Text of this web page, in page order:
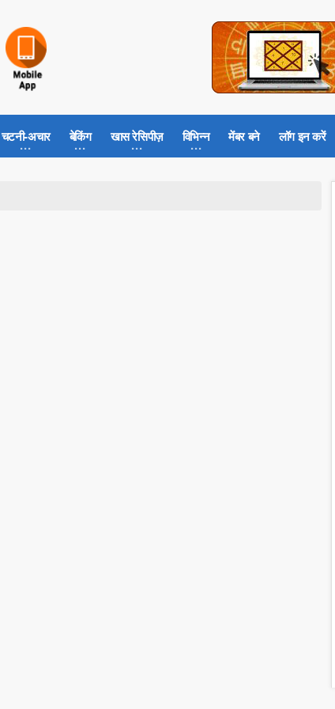
चटनी-अचार बेकिंग खास रेसिपीज़ विभिन्न मेंबर बने लॉग इन करें